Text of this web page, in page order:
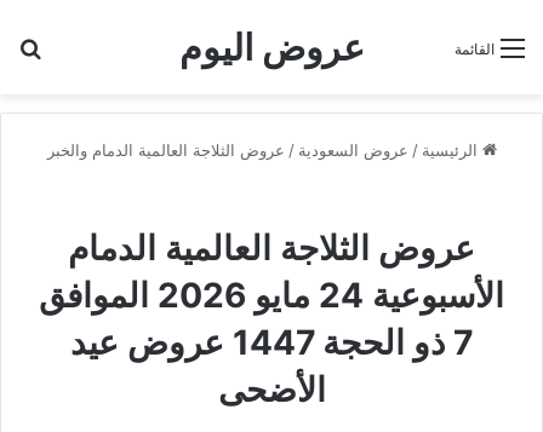
عروض اليوم القائمة
الرئيسية / عروض السعودية / عروض الثلاجة العالمية الدمام والخبر
عروض الثلاجة العالمية الدمام
الأسبوعية 24 مايو 2026 الموافق
7 ذو الحجة 1447 عروض عيد
الأضحى